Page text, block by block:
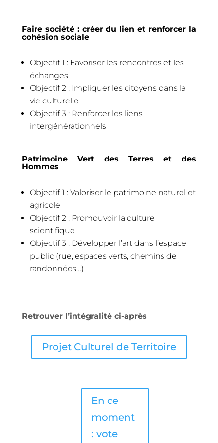
Faire société : créer du lien et renforcer la
cohésion sociale
Objectif 1 : Favoriser les rencontres et les
échanges
Objectif 2 : Impliquer les citoyens dans la
vie culturelle
Objectif 3 : Renforcer les liens
intergénérationnels
Patrimoine Vert des Terres et des
Hommes
Objectif 1 : Valoriser le patrimoine naturel et
agricole
Objectif 2 : Promouvoir la culture
scientifique
Objectif 3 : Développer l’art dans l’espace
public (rue, espaces verts, chemins de
randonnées…)
Retrouver l’intégralité ci-après
Projet Culturel de Territoire
En ce
moment
: vote